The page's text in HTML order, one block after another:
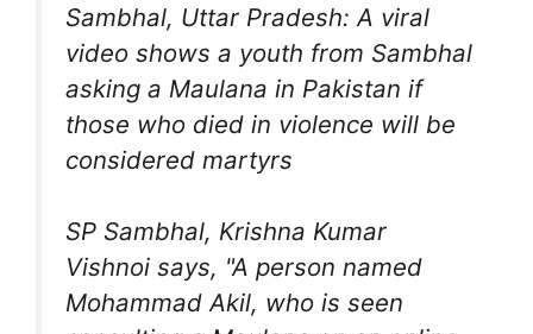
Sambhal, Uttar Pradesh: A viral
video shows a youth from Sambhal
asking a Maulana in Pakistan if
those who died in violence will be
considered martyrs
SP Sambhal, Krishna Kumar
Vishnoi says, "A person named
Mohammad Akil, who is seen